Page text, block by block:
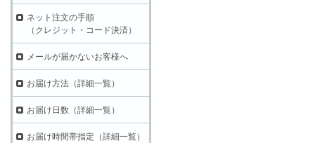
ネット注文の手順
（クレジット・コード決済）
メールが届かないお客様へ
お届け方法（詳細一覧）
お届け日数（詳細一覧）
お届け時間帯指定（詳細一覧）